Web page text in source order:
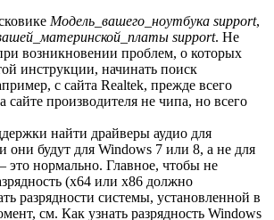
Модель_вашего_ноутбука support,
support. Не
возникновении проблем, о которых
инструкции, начинать поиск
с сайта Realtek, прежде всего
сайте производителя не чипа, но всего
найти драйверы аудио для
они будут для Windows 7 или 8, а не для
нормально. Главное, чтобы не
(x64 или x86 должно
разрядности системы, установленной в
см. Как узнать разрядность Windows